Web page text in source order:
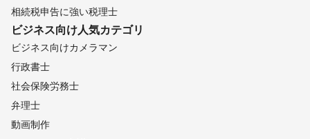
相続税申告に強い税理士
ビジネス向け人気カテゴリ
ビジネス向けカメラマン
行政書士
社会保険労務士
弁理士
動画制作